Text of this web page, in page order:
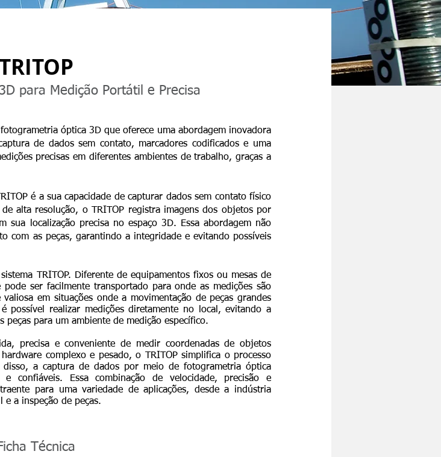
para Medição Portátil e Precisa
óptica 3D que oferece uma abordagem inovadora
de dados sem contato, marcadores codificados e uma
precisas em diferentes ambientes de trabalho, graças a
é a sua capacidade de capturar dados sem contato físico
alta resolução, o TRITOP registra imagens dos objetos por
sua localização precisa no espaço 3D. Essa abordagem não
com as peças, garantindo a integridade e evitando possíveis
TRITOP. Diferente de equipamentos fixos ou mesas de
ser facilmente transportado para onde as medições são
valiosa em situações onde a movimentação de peças grandes
possível realizar medições diretamente no local, evitando a
peças para um ambiente de medição específico.
precisa e conveniente de medir coordenadas de objetos
complexo e pesado, o TRITOP simplifica o processo
a captura de dados por meio de fotogrametria óptica
confiáveis. Essa combinação de velocidade, precisão e
para uma variedade de aplicações, desde a indústria
e a inspeção de peças.
Técnica